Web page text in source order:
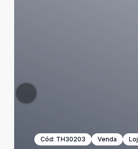
Cód: TH30203 Venda